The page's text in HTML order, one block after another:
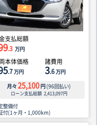
支払総額
.3 万円
本体価格
.7万円
諸費用
3.6万円
月々 25,100 円 (96回払い)
ローン支払総額 2,413,097円
整備付
付(1ヶ月・1,000km)